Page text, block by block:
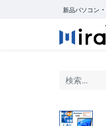
新品パソコン ・